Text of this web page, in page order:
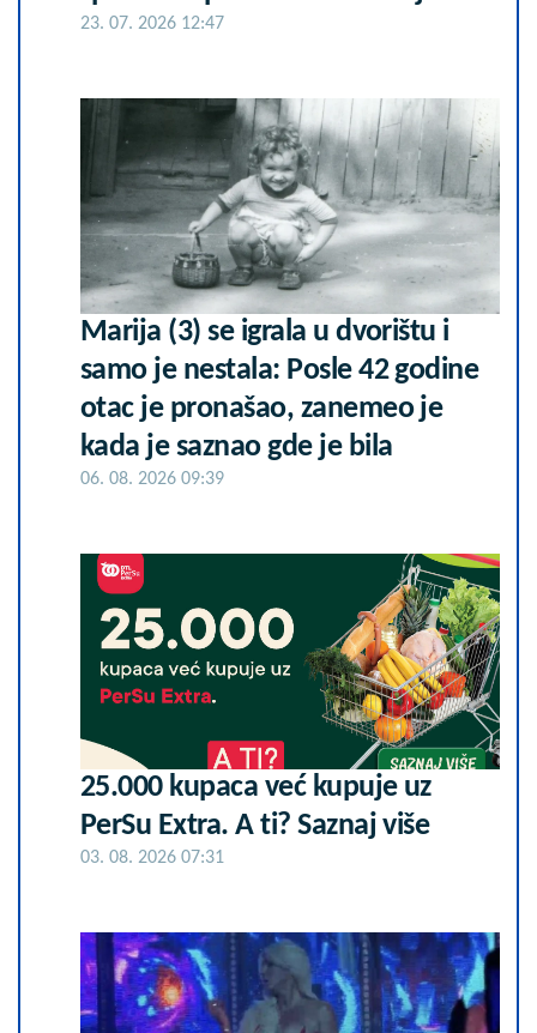
23. 07. 2026 12:47
Marija (3) se igrala u dvorištu i
samo je nestala: Posle 42 godine
otac je pronašao, zanemeo je
kada je saznao gde je bila
06. 08. 2026 09:39
25.000 kupaca već kupuje uz
PerSu Extra. A ti? Saznaj više
03. 08. 2026 07:31